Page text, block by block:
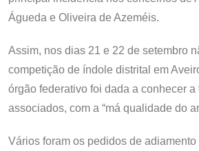
Águeda e Oliveira de Azeméis.
Assim, nos dias 21 e 22 de setembro
competição de índole distrital em
órgão federativo foi dada a conhecer
associados, com a “má qualidade do
Vários foram os pedidos de